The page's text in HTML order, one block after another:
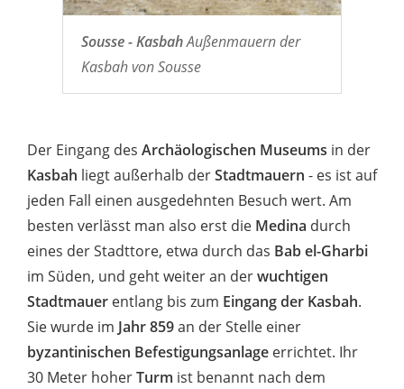
Sousse - KasbahAußenmauern der
Kasbah von Sousse
Der Eingang des Archäologischen Museums in der
Kasbah liegt außerhalb derStadtmauern - es ist auf
jeden Fall einen ausgedehnten Besuch wert. Am
besten verlässt man also erst die Medina durch
eines der Stadttore, etwa durch das Bab el-Gharbi
im Süden, und geht weiter an derwuchtigen
Stadtmauer entlang bis zum Eingang der Kasbah.
Sie wurde im Jahr 859an der Stelle einer
byzantinischen Befestigungsanlage errichtet. Ihr
30 Meter hoherTurm ist benannt nach dem